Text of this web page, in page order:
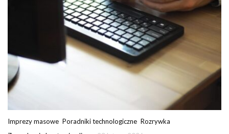
Imprezy masowe Poradniki technologiczne Rozrywka